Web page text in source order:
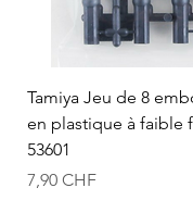
Tamiya Jeu de 8
en plastique à faible
53601
Prix
7,90 CHF